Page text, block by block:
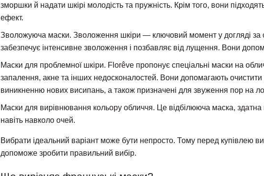
зморшки й надати шкірі молодість та пружність. Крім того, вони
ефект.
Зволожуюча маски. Зволоження шкіри — ключовий момент у догляді за
забезпечує інтенсивне зволоження і позбавляє від лущення. Вони
Маски для проблемної шкіри. Florêve пропонує спеціальні маски на
запалення, акне та інших недосконалостей. Вони допомагають очистити
виникненню нових висипань, а також призначені для звуження пор на
Маски для вирівнювання кольору обличчя. Це відбілююча маска,
навіть навколо очей.
Вибрати ідеальний варіант може бути непросто. Тому перед купівлею
допоможе зробити правильний вибір.